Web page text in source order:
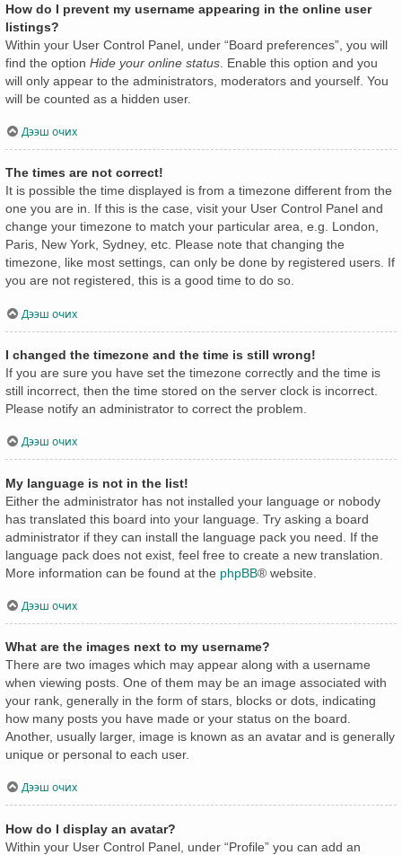
How do I prevent my username appearing in the online user
listings?
Within your User Control Panel, under “Board preferences”, you will
find the option Hide your online status . Enable this option and you
will only appear to the administrators, moderators and yourself. You
will be counted as a hidden user.
Дээш очих
The times are not correct!
It is possible the time displayed is from a timezone different from the
one you are in. If this is the case, visit your User Control Panel and
change your timezone to match your particular area, e.g. London,
Paris, New York, Sydney, etc. Please note that changing the
timezone, like most settings, can only be done by registered users. If
you are not registered, this is a good time to do so.
Дээш очих
I changed the timezone and the time is still wrong!
If you are sure you have set the timezone correctly and the time is
still incorrect, then the time stored on the server clock is incorrect.
Please notify an administrator to correct the problem.
Дээш очих
My language is not in the list!
Either the administrator has not installed your language or nobody
has translated this board into your language. Try asking a board
administrator if they can install the language pack you need. If the
language pack does not exist, feel free to create a new translation.
More information can be found at the phpBB® website.
Дээш очих
What are the images next to my username?
There are two images which may appear along with a username
when viewing posts. One of them may be an image associated with
your rank, generally in the form of stars, blocks or dots, indicating
how many posts you have made or your status on the board.
Another, usually larger, image is known as an avatar and is generally
unique or personal to each user.
Дээш очих
How do I display an avatar?
Within your User Control Panel, under “Profile” you can add an